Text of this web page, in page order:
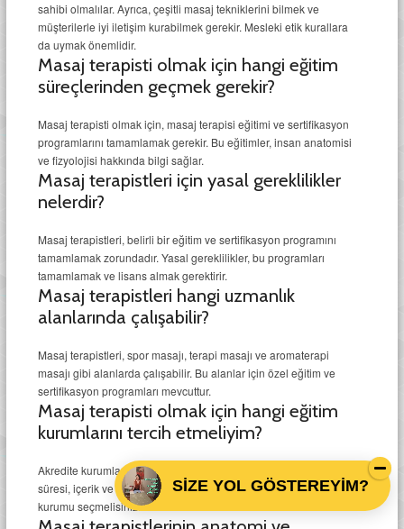
sahibi olmalılar. Ayrıca, çeşitli masaj tekniklerini bilmek ve
müşterilerle iyi iletişim kurabilmek gerekir. Mesleki etik kurallara
da uymak önemlidir.
Masaj terapisti olmak için hangi eğitim
süreçlerinden geçmek gerekir?
Masaj terapisti olmak için, masaj terapisi eğitimi ve sertifikasyon
programlarını tamamlamak gerekir. Bu eğitimler, insan anatomisi
ve fizyolojisi hakkında bilgi sağlar.
Masaj terapistleri için yasal gereklilikler
nelerdir?
Masaj terapistleri, belirli bir eğitim ve sertifikasyon programını
tamamlamak zorundadır. Yasal gereklilikler, bu programları
tamamlamak ve lisans almak gerektirir.
Masaj terapistleri hangi uzmanlık
alanlarında çalışabilir?
Masaj terapistleri, spor masajı, terapi masajı ve aromaterapi
masajı gibi alanlarda çalışabilir. Bu alanlar için özel eğitim ve
sertifikasyon programları mevcuttur.
Masaj terapisti olmak için hangi eğitim
kurumlarını tercih etmeliyim?
Akredite kurumlar, geçerli masaj terapisi eğitimi sunar. Kurs
süresi, içerik ve maliyet gibi faktörleri dikkate alarak en uygun
kurumu seçmelisiniz.
SİZE YOL GÖSTEREYİM?